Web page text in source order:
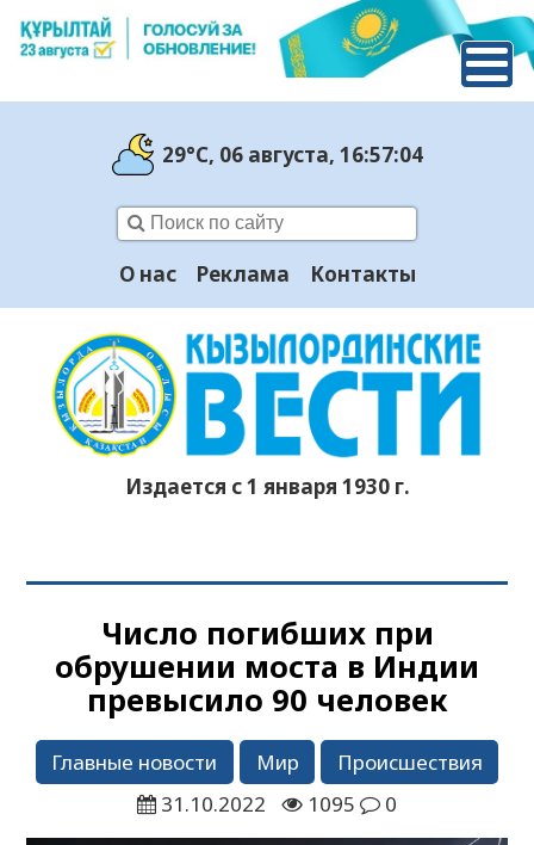
29°C, 06 августа, 16:57:05
О нас Реклама Контакты
Издается с 1 января 1930 г.
Число погибших при
обрушении моста в Индии
превысило 90 человек
Главные новости Мир
Происшествия
31.10.2022
1095 0